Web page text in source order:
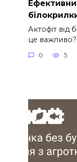
Актофіт від
це важливо?
0 5